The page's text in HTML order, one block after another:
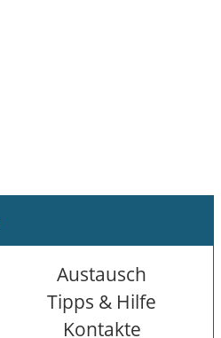
Austausch
Tipps & Hilfe
Kontakte